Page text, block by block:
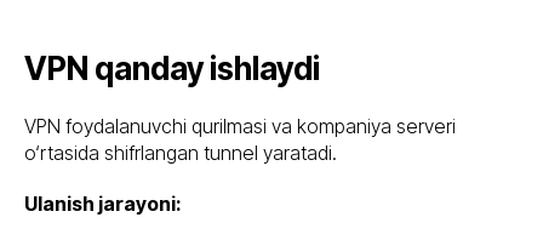
VPN qanday ishlaydi
VPN foydalanuvchi qurilmasi va kompaniya serveri
o‘rtasida shifrlangan tunnel yaratadi.
Ulanish jarayoni: